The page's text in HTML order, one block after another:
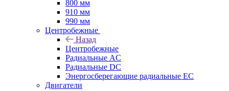
800 мм
910 мм
990 мм
Центробежные
Назад
Центробежные
Радиальные AC
Радиальные DC
Энергосберегающие радиальные EC
Двигатели